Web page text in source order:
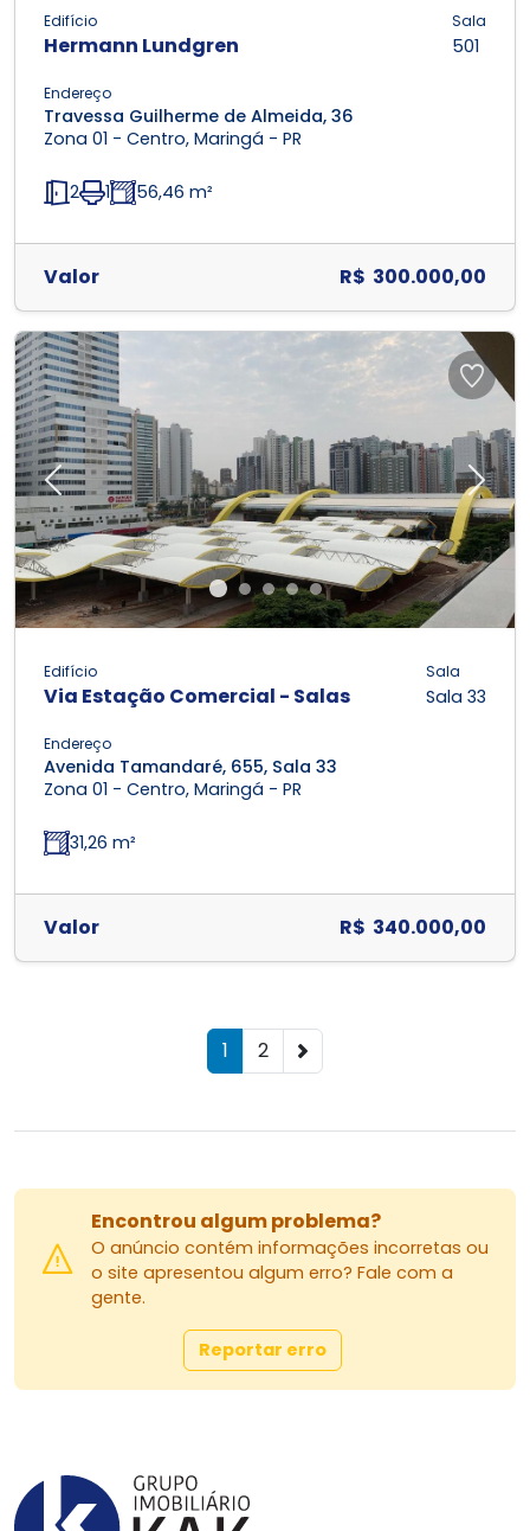
Edifício
Hermann Lundgren
Sala
501
Endereço
Travessa Guilherme de Almeida, 36
Zona 01 - Centro, Maringá - PR
2 1 56,46 m²
Valor R$ 300.000,00
Previous Next
Edifício
Via Estação Comercial - Salas
Sala
Sala 33
Endereço
Avenida Tamandaré, 655, Sala 33
Zona 01 - Centro, Maringá - PR
31,26 m²
Valor R$ 340.000,00
1 2
Encontrou algum problema?
O anúncio contém informações incorretas ou
o site apresentou algum erro? Fale com a
gente.
Reportar erro